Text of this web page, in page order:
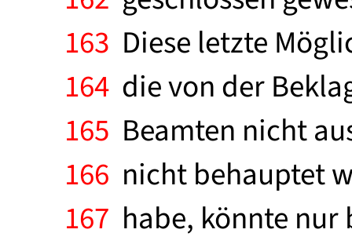
163 Diese letzte
164 die von der
165 Beamten nicht
166 nicht behauptet
167 habe, könnte